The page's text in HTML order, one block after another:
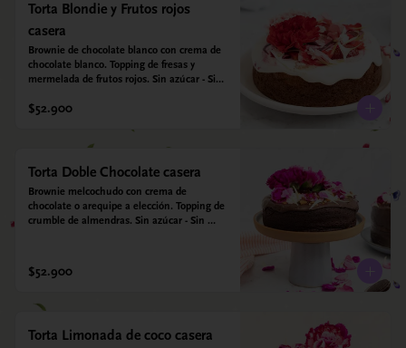
Torta Blondie y Frutos rojos
casera
Brownie de chocolate blanco con crema de
chocolate blanco. Topping de fresas y
mermelada de frutos rojos. Sin azúcar - Sin
harina quinoa, arroz y coco. Endulzada con
$52.900
Torta Doble Chocolate casera
Brownie melcochudo con crema de
chocolate o arequipe a elección. Topping de
crumble de almendras. Sin azúcar - Sin
Endulzada con estevia.
$52.900
Torta Limonada de coco casera